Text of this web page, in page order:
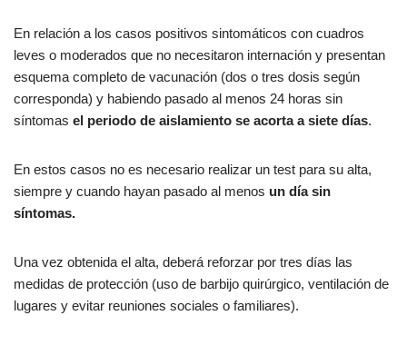
En relación a los casos positivos sintomáticos con cuadros
leves o moderados que no necesitaron internación y presentan
esquema completo de vacunación (dos o tres dosis según
corresponda) y habiendo pasado al menos 24 horas sin
síntomas el periodo de aislamiento se acorta a siete días.
En estos casos no es necesario realizar un test para su alta,
siempre y cuando hayan pasado al menos un día sin
síntomas.
Una vez obtenida el alta, deberá reforzar por tres días las
medidas de protección (uso de barbijo quirúrgico, ventilación de
lugares y evitar reuniones sociales o familiares).